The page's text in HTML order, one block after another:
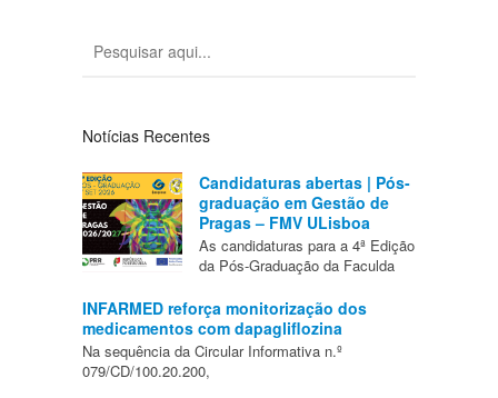
Notícias Recentes
Candidaturas abertas | Pós-
graduação em Gestão de
Pragas – FMV ULisboa
As candidaturas para a 4ª Edição
da Pós-Graduação da Faculda
INFARMED reforça monitorização dos
medicamentos com dapagliflozina
Na sequência da Circular Informativa n.º
079/CD/100.20.200,